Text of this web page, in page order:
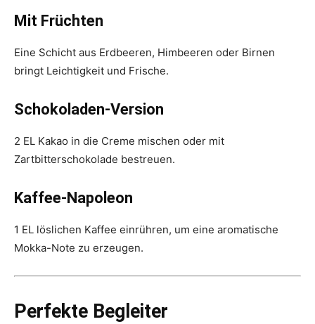
Mit Früchten
Eine Schicht aus Erdbeeren, Himbeeren oder Birnen
bringt Leichtigkeit und Frische.
Schokoladen-Version
2 EL Kakao in die Creme mischen oder mit
Zartbitterschokolade bestreuen.
Kaffee-Napoleon
1 EL löslichen Kaffee einrühren, um eine aromatische
Mokka-Note zu erzeugen.
Perfekte Begleiter